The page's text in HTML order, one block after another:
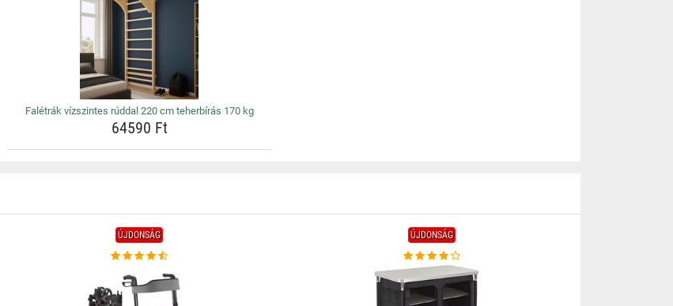
Falétrák vízszintes rúddal 220 cm teherbírás 170 kg
64590 Ft
ÚJDONSÁG ÚJDONSÁG